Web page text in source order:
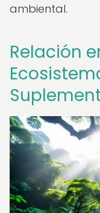
ambiental.
Relación